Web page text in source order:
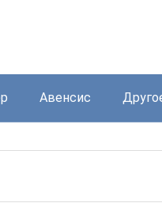
Авенсис